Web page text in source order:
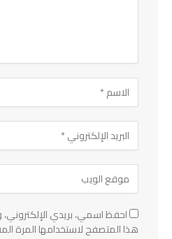
احفظ اسمي، بريدي
هذا المتصفح لاستخدامها المرة